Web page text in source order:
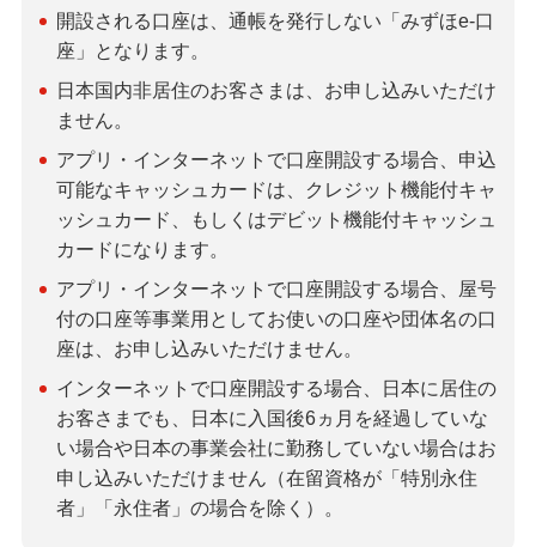
開設される口座は、通帳を発行しない「みずほe-口
座」となります。
日本国内非居住のお客さまは、お申し込みいただけ
ません。
アプリ・インターネットで口座開設する場合、申込
可能なキャッシュカードは、クレジット機能付キャ
ッシュカード、もしくはデビット機能付キャッシュ
カードになります。
アプリ・インターネットで口座開設する場合、屋号
付の口座等事業用としてお使いの口座や団体名の口
座は、お申し込みいただけません。
インターネットで口座開設する場合、日本に居住の
お客さまでも、日本に入国後6ヵ月を経過していな
い場合や日本の事業会社に勤務していない場合はお
申し込みいただけません（在留資格が「特別永住
者」「永住者」の場合を除く）。